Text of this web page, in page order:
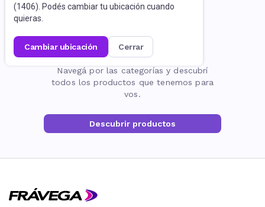
(1406). Podés cambiar tu ubicación cuando
quieras.
cambiar ubicación cerrar
La página no existe
Navegá por las categorías y descubrí
todos los productos que tenemos para
vos.
Descubrir productos